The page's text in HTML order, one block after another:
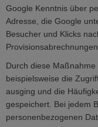
Google Kenntnis über
Adresse, die Google
Besucher und Klicks
Durch diese
beispielsweise die
ausging und die
gespeichert. Bei jedem
personenbezogenen